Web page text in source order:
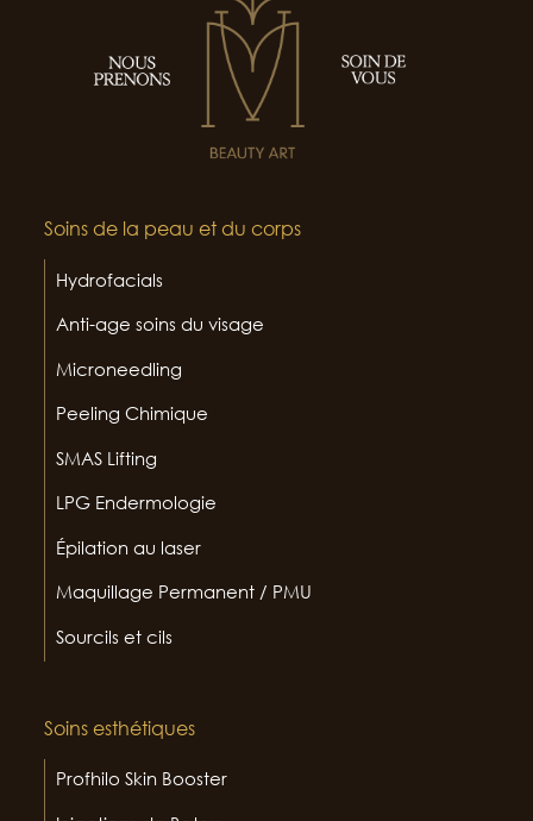
Soins de la peau et du corps
Hydrofacials
Anti-age soins du visage
Microneedling
Peeling Chimique
SMAS Lifting
LPG Endermologie
Épilation au laser
Maquillage Permanent / PMU
Sourcils et cils
Soins esthétiques
Profhilo Skin Booster